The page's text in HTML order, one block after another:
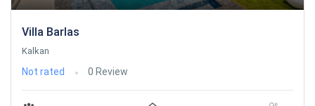
Villa Barlas
Kalkan
Not rated 0 Review